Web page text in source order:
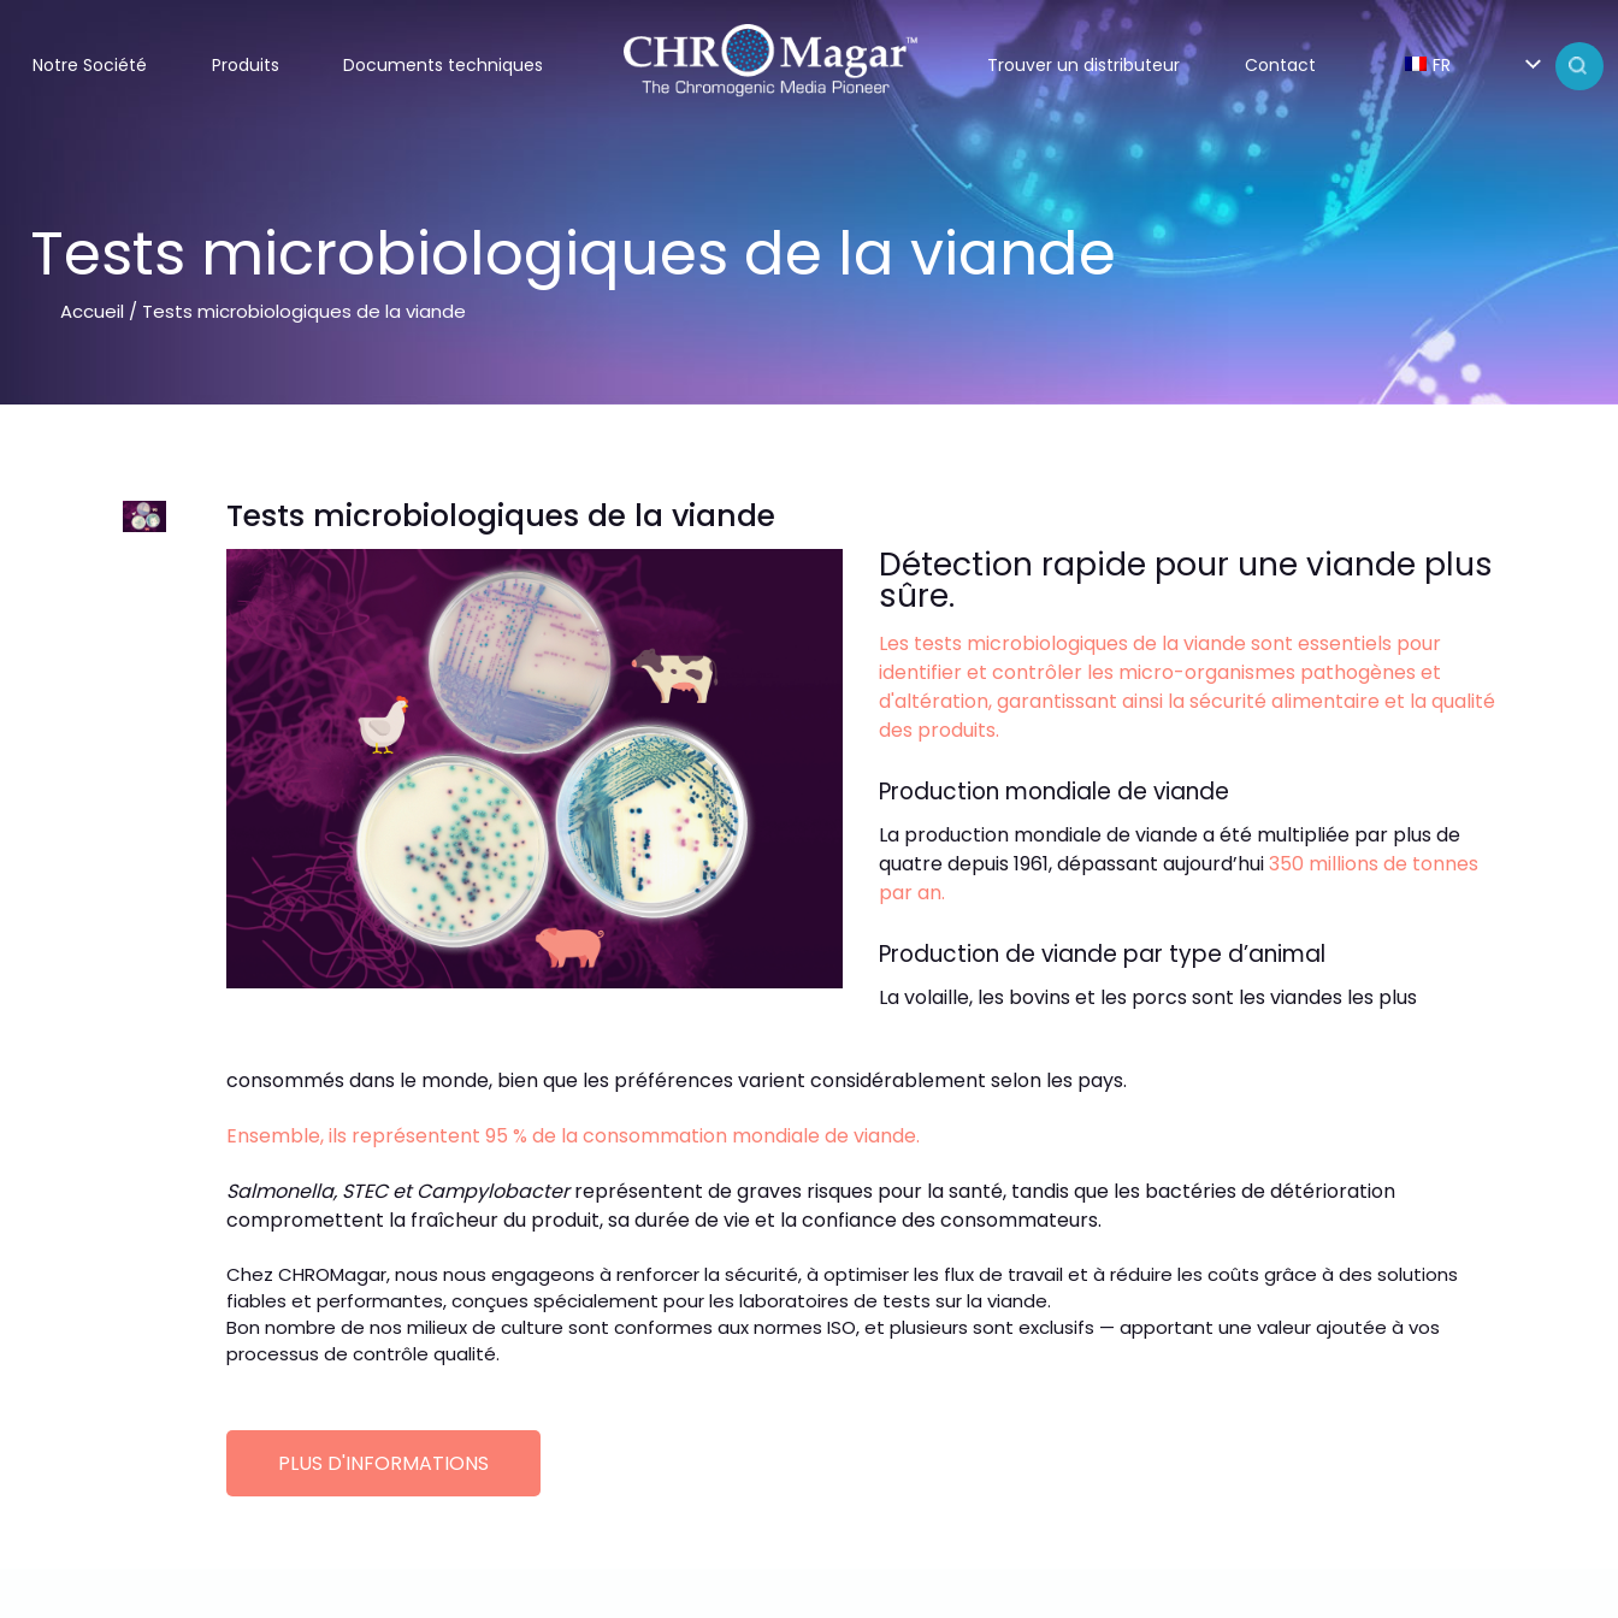
Notre Société Produits Documents techniques Trouver un distributeur Contact FR
Tests microbiologiques de la viande
Accueil / Tests microbiologiques de la viande
Tests microbiologiques de la viande
Détection rapide pour une viande plus
sûre.
Les tests microbiologiques de la viande sont essentiels pour
identifier et contrôler les micro-organismes pathogènes et
d'altération, garantissant ainsi la sécurité alimentaire et la qualité
des produits.
Production mondiale de viande
La production mondiale de viande a été multipliée par plus de
quatre depuis 1961, dépassant aujourd’hui350 millions de tonnes
par an.
Production de viande par type d’animal
La volaille, les bovins et les porcs sont les viandes les plus
consommés dans le monde, bien que les préférences varient considérablement selon les pays.
Ensemble, ils représentent 95 % de la consommation mondiale de viande.
Salmonella, STEC et Campylobacterreprésentent de graves risques pour la santé, tandis que les bactéries de détérioration
compromettent la fraîcheur du produit, sa durée de vie et la confiance des consommateurs.
Chez CHROMagar, nous nous engageons à renforcer la sécurité, à optimiser les flux de travail et à réduire les coûts grâce à des solutions
fiables et performantes, conçues spécialement pour les laboratoires de tests sur la viande.
Bon nombre de nos milieux de culture sont conformes aux normes ISO, et plusieurs sont exclusifs — apportant une valeur ajoutée à vos
processus de contrôle qualité.
PLUS D'INFORMATIONS